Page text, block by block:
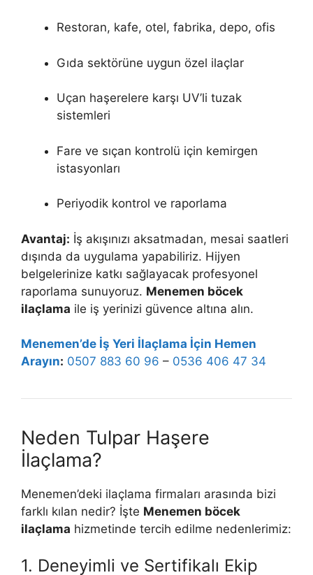
Restoran, kafe, otel, fabrika, depo, ofis
Gıda sektörüne uygun özel ilaçlar
Uçan haşerelere karşı UV’li tuzak
sistemleri
Fare ve sıçan kontrolü için kemirgen
istasyonları
Periyodik kontrol ve raporlama
Avantaj: İş akışınızı aksatmadan, mesai saatleri
dışında da uygulama yapabiliriz. Hijyen
belgelerinize katkı sağlayacak profesyonel
raporlama sunuyoruz. Menemen böcek
ilaçlama ile iş yerinizi güvence altına alın.
Menemen’de İş Yeri İlaçlama İçin Hemen
Arayın: 0507 883 60 96 – 0536 406 47 34
Neden Tulpar Haşere
İlaçlama?
Menemen’deki ilaçlama firmaları arasında bizi
farklı kılan nedir? İşte Menemen böcek
ilaçlama hizmetinde tercih edilme nedenlerimiz:
1. Deneyimli ve Sertifikalı Ekip